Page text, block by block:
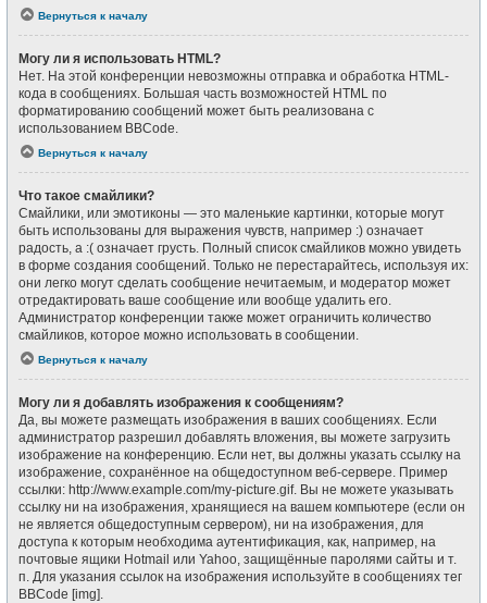
Вернуться к началу
Могу ли я использовать HTML?
Нет. На этой конференции невозможны отправка и обработка HTML-
кода в сообщениях. Большая часть возможностей HTML по
форматированию сообщений может быть реализована с
использованием BBCode.
Вернуться к началу
Что такое смайлики?
Смайлики, или эмотиконы — это маленькие картинки, которые могут
быть использованы для выражения чувств, например :) означает
радость, а :( означает грусть. Полный список смайликов можно увидеть
в форме создания сообщений. Только не перестарайтесь, используя их:
они легко могут сделать сообщение нечитаемым, и модератор может
отредактировать ваше сообщение или вообще удалить его.
Администратор конференции также может ограничить количество
смайликов, которое можно использовать в сообщении.
Вернуться к началу
Могу ли я добавлять изображения к сообщениям?
Да, вы можете размещать изображения в ваших сообщениях. Если
администратор разрешил добавлять вложения, вы можете загрузить
изображение на конференцию. Если нет, вы должны указать ссылку на
изображение, сохранённое на общедоступном веб-сервере. Пример
ссылки: http://www.example.com/my-picture.gif. Вы не можете указывать
ссылку ни на изображения, хранящиеся на вашем компьютере (если он
не является общедоступным сервером), ни на изображения, для
доступа к которым необходима аутентификация, как, например, на
почтовые ящики Hotmail или Yahoo, защищённые паролями сайты и т.
п. Для указания ссылок на изображения используйте в сообщениях тег
BBCode [img].